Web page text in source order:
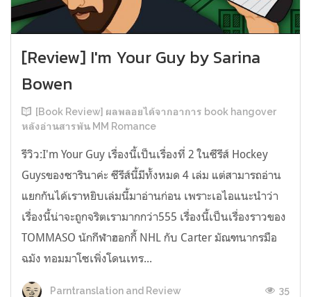
[Review] I'm Your Guy by Sarina
Bowen
[Book Review] ผลพลอยได้จากอาการ book hangover
หลังอ่านสารพัน MM Romance
รีวิว:I'm Your Guy เรื่องนี้เป็นเรื่องที่ 2 ในซีรีส์ Hockey
Guysของซารินาค่ะ ซีรีส์นี้มีทั้งหมด 4 เล่ม แต่สามารถอ่าน
แยกกันได้เราหยิบเล่มนี้มาอ่านก่อน เพราะเอไอแนะนำว่า
เรื่องนี้น่าจะถูกจริตเรามากกว่า555 เรื่องนี้เป็นเรื่องราวของ
TOMMASO นักกีฬาฮอกกี้ NHL กับ Carter มัณฑนากรมือ
ฉมัง ทอมมาโซเพิ่งโดนเทร...
Parntranslation and Review 35